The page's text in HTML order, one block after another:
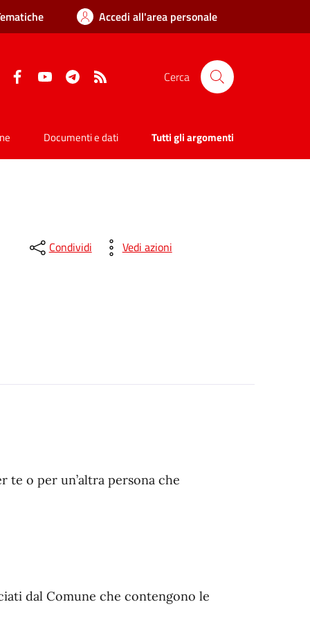
Accedi all'area personale
FacebookYouTube Telegram Cerca
Documenti e dati Tutti gli argomenti
Condividi Vedi azioni
o per un’altra persona che
dal Comune che contengono le